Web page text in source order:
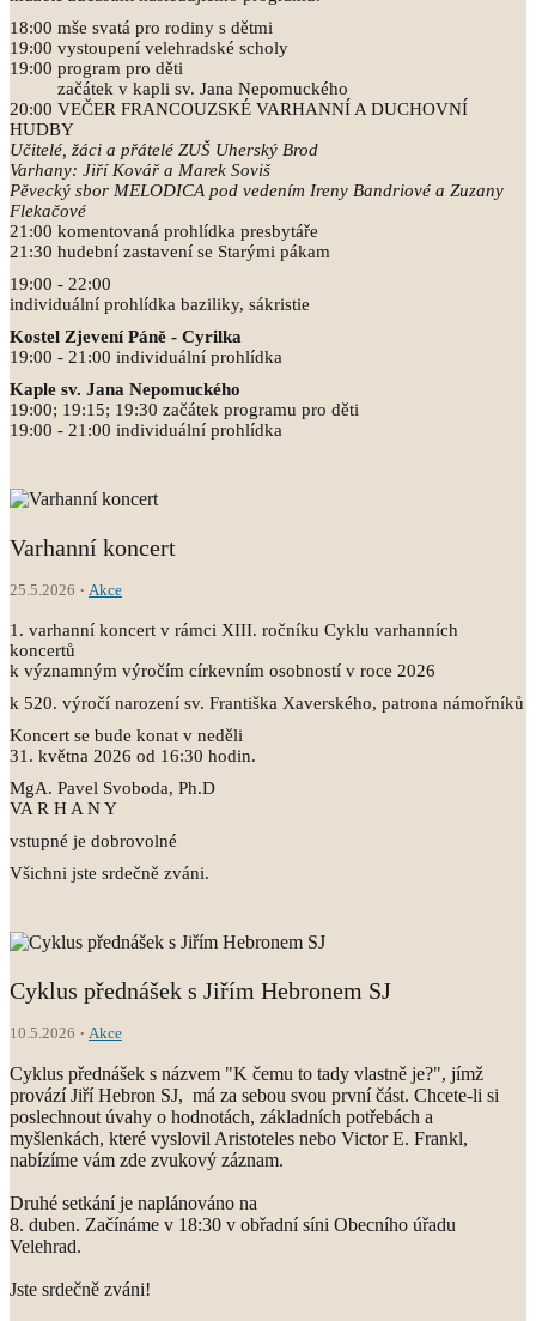
18:00 mše svatá pro rodiny s dětmi
19:00 vystoupení velehradské scholy
19:00 program pro děti
začátek v kapli sv. Jana Nepomuckého
20:00 VEČER FRANCOUZSKÉ VARHANNÍ A DUCHOVNÍ
HUDBY
Učitelé, žáci a přátelé ZUŠ Uherský Brod
Varhany: Jiří Kovář a Marek Soviš
Pěvecký sbor MELODICA pod vedením Ireny Bandriové a Zuzany
Flekačové
21:00 komentovaná prohlídka presbytáře
21:30 hudební zastavení se Starými pákam
19:00 - 22:00
individuální prohlídka baziliky, sákristie
Kostel Zjevení Páně - Cyrilka
19:00 - 21:00 individuální prohlídka
Kaple sv. Jana Nepomuckého
19:00; 19:15; 19:30 začátek programu pro děti
19:00 - 21:00 individuální prohlídka
Varhanní koncert
25.5.2026 Akce
1. varhanní koncert v rámci XIII. ročníku Cyklu varhanních
koncertů
k významným výročím církevním osobností v roce 2026
k 520. výročí narození sv. Františka Xaverského, patrona námořníků
Koncert se bude konat v neděli
31. května 2026 od 16:30 hodin.
MgA. Pavel Svoboda, Ph.D
VA R H A N Y
vstupné je dobrovolné
Všichni jste srdečně zváni.
Cyklus přednášek s Jiřím Hebronem SJ
10.5.2026 Akce
Cyklus přednášek s názvem "K čemu to tady vlastně je?", jímž
provází Jiří Hebron SJ, má za sebou svou první část. Chcete-li si
poslechnout úvahy o hodnotách, základních potřebách a
myšlenkách, které vyslovil Aristoteles nebo Victor E. Frankl,
nabízíme vám zde zvukový záznam.
Druhé setkání je naplánováno na
8. duben. Začínáme v 18:30 v obřadní síni Obecního úřadu
Velehrad.
Jste srdečně zváni!